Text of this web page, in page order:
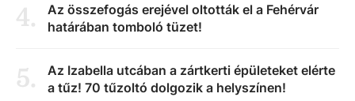
4.
Az összefogás erejével oltották el a Fehérvár
határában tomboló tüzet!
5.
Az Izabella utcában a zártkerti épületeket elérte
a tűz! 70 tűzoltó dolgozik a helyszínen!